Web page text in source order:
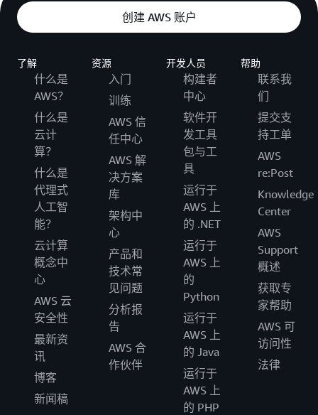
加拿大西部（卡尔加里）
南美洲（巴西圣保罗）
亚太地区和大洋洲 – 仅有资格参加活动 3-6
亚太地区（日本东京）
亚太地区（澳大利亚悉尼）
亚太地区（澳大利亚墨尔本）
亚太地区（新加坡）
亚太地区（印度孟买）
亚太地区（韩国首尔）
亚太地区（香港）
亚太地区（印度尼西亚雅加达）
亚太地区（日本大阪）
亚太地区（印度海得拉巴）
中东和以色列 – 仅有资格参加活动 3-6
中东（阿联酋迪拜）
以色列（特拉维夫）
创建 AWS 账户
了解
什么是
AWS？
什么是
云计
算？
什么是
代理式
人工智
能？
云计算
概念中
心
AWS 云
安全性
最新资
讯
博客
新闻稿
资源
入门
训练
AWS 信
任中心
AWS 解
决方案
库
架构中
心
产品和
技术常
见问题
分析报
告
AWS 合
作伙伴
开发人员
构建者
中心
软件开
发工具
包与工
具
运行于
AWS 上
的 .NET
运行于
AWS 上
的
Python
运行于
AWS 上
的 Java
运行于
AWS 上
的 PHP
帮助
联系我
们
提交支
持工单
AWS
re:Post
Knowledge
Center
AWS
Support
概述
获取专
家帮助
AWS 可
访问性
法律